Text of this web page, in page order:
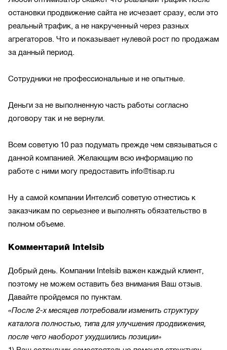
остановки продвижение сайта не исчезает сразу, если это
реальный трафик, а не накрученный через разных
агрегаторов. Что и показывает нулевой рост по продажам
за данный период.
Сотрудники не профессиональные и не опытные.
Деньги за не выполненную часть работы согласно
договору так и не вернули.
Всем советую 10 раз подумать прежде чем связываться с
данной компанией. Желающим всю информацию по
работе с ними могу предоставить info@tisap.ru
Ну а самой компании Интелсиб советую отнестись к
заказчикам по серьезнее и выполнять обязательство в
полном объеме.
Комментарий Intelsib
Добрый день. Компании Intelsib важен каждый клиент,
поэтому не можем оставить без внимания Ваш отзыв.
Давайте пройдемся по пунктам.
«После 2-хмесяцев потребовали изменить структуру
каталога полностью, типа для улучшения продвижения,
после чего наоборот ухудшились позиции»